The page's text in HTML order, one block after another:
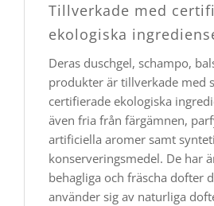
Tillverkade med
ekologiska
Deras duschgel, schampo,
produkter är tillverkade med
certifierade ekologiska
även fria från färgämnen,
artificiella aromer samt
konserveringsmedel. De har
behagliga och fräscha dofter
använder sig av naturliga